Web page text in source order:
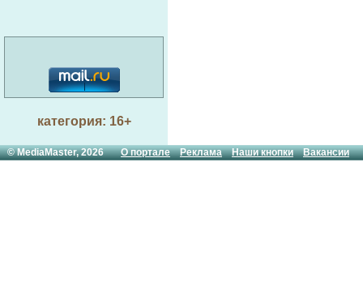
категория: 16+
© MediaMaster, 2026О портале Реклама Наши кнопки Вакансии